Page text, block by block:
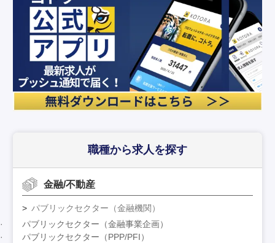
職種から求人を探す
金融/不動産
パブリックセクター（金融機関）
パブリックセクター（金融事業企画）
パブリックセクター（PPP/PFI）